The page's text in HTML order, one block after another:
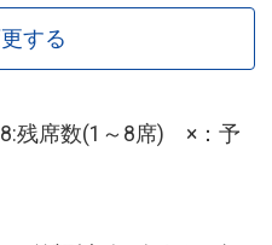
する
残席数(1～8席) ×：予